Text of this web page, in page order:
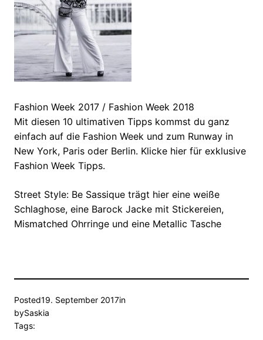
Fashion Week 2017 / Fashion Week 2018
Mit diesen 10 ultimativen Tipps kommst du ganz
einfach auf die Fashion Week und zum Runway in
New York, Paris oder Berlin. Klicke hier für exklusive
Fashion Week Tipps.
Street Style: Be Sassique trägt hier eine weiße
Schlaghose, eine Barock Jacke mit Stickereien,
Mismatched Ohrringe und eine Metallic Tasche
Posted19. September 2017in
bySaskia
Tags: